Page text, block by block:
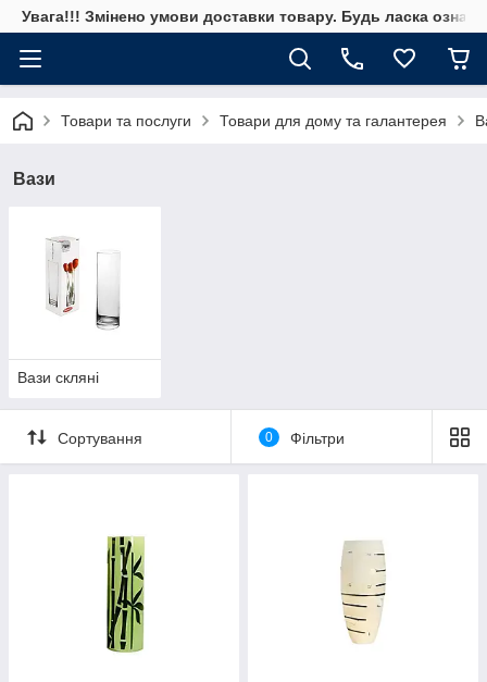
Увага!!! Змінено умови доставки товару. Будь ласка
Товари та послуги Товари для дому та галантерея
Вази
Вази скляні
Сортування 0 Фільтри